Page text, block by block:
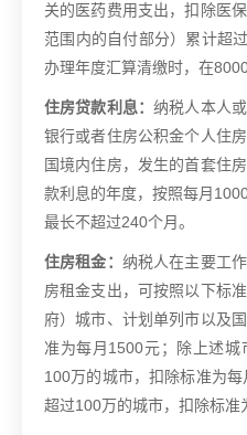
关的医药费用支出，扣除医
范围内的自付部分）累计超
办理年度汇算清缴时，在
住房贷款利息：纳税人本人
银行或者住房公积金个人住
国境内住房，发生的首套住
款利息的年度，按照每月
最长不超过240个月。
住房租金： 纳税人在主要工
房租金支出，可按照以下标
府）城市、计划单列市以及
准为每月1500元；除上述
100万的城市，扣除标准为
超过100万的城市，扣除标准